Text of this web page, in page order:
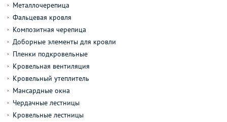
Металлочерепица
Фальцевая кровля
Композитная черепица
Доборные элементы для кровли
Пленки подкровельные
Кровельная вентиляция
Кровельный утеплитель
Мансардные окна
Чердачные лестницы
Кровельные лестницы